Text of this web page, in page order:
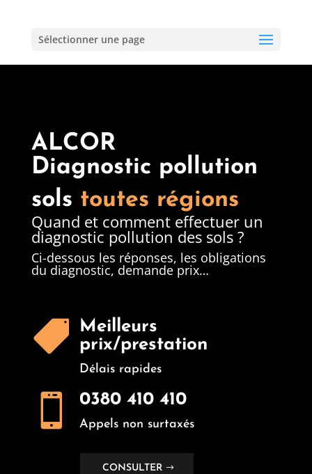
Sélectionner une page
ALCOR
Diagnostic pollution
sols toutes régions
Quand et comment effectuer un
diagnostic pollution des sols ?
Ci-dessous les réponses, les obligations
du diagnostic, demande prix…

Meilleurs
prix/prestation
Délais rapides
 0380 410 410
Appels non surtaxés
CONSULTER